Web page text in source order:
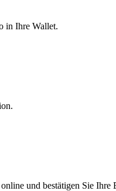
in Ihre Wallet.
und bestätigen Sie Ihre